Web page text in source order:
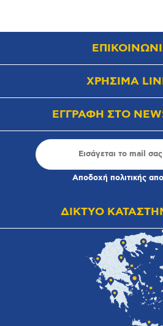
ΧΡΗΣΙΜΑ
ΕΓΓΡΑΦΗ ΣΤΟ
Αποδοχή πολιτικής
ΔΙΚΤΥΟ